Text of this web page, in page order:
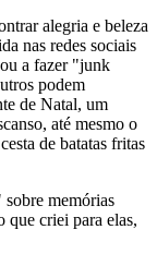
alegria e beleza
nas redes sociais
a fazer "junk
podem
de Natal, um
até mesmo o
de batatas fritas
memórias
que criei para elas,